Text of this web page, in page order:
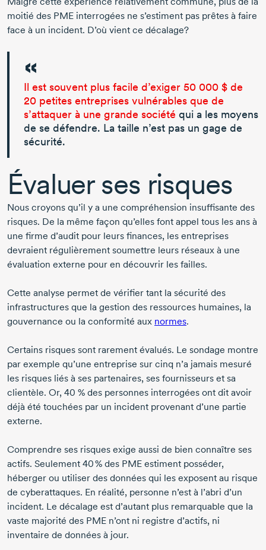
moitié des PME interrogées ne s’estiment pas prêtes à faire
face à un incident. D’où vient ce décalage?
Il est souvent plus facile d’exiger 50 000 $ de
20 petites entreprises vulnérables que de
s’attaquer à une grande société qui a les moyens
de se défendre. La taille n’est pas un gage de
sécurité.
Évaluer ses risques
Nous croyons qu’il y a une compréhension insuffisante des
risques. De la même façon qu’elles font appel tous les ans à
une firme d’audit pour leurs finances, les entreprises
devraient régulièrement soumettre leurs réseaux à une
évaluation externe pour en découvrir les failles.
Cette analyse permet de vérifier tant la sécurité des
infrastructures que la gestion des ressources humaines, la
gouvernance ou la conformité aux normes.
Certains risques sont rarement évalués. Le sondage montre
par exemple qu’une entreprise sur cinq n’a jamais mesuré
les risques liés à ses partenaires, ses fournisseurs et sa
clientèle. Or, 40 % des personnes interrogées ont dit avoir
déjà été touchées par un incident provenant d’une partie
externe.
Comprendre ses risques exige aussi de bien connaître ses
actifs. Seulement 40 % des PME estiment posséder,
héberger ou utiliser des données qui les exposent au risque
de cyberattaques. En réalité, personne n’est à l’abri d’un
incident. Le décalage est d’autant plus remarquable que la
vaste majorité des PME n’ont ni registre d’actifs, ni
inventaire de données à jour.